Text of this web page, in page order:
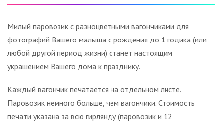
Милый паровозик с разноцветными вагончиками для
фотографий Вашего малыша с рождения до 1 годика (или
любой другой период жизни) станет настоящим
украшением Вашего дома к празднику.
Каждый вагончик печатается на отдельном листе.
Паровозик немного больше, чем вагончики. Стоимость
печати указана за всю гирлянду (паровозик и 12